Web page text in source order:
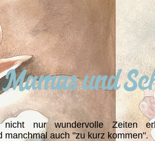
nur wundervolle Zeiten
manchmal auch "zu kurz kommen".